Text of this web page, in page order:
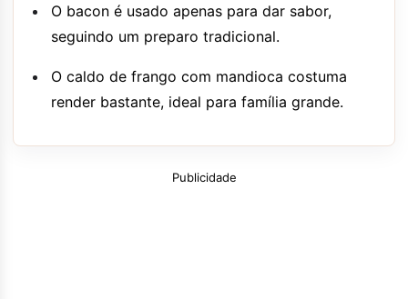
O bacon é usado apenas para dar sabor,
seguindo um preparo tradicional.
O caldo de frango com mandioca costuma
render bastante, ideal para família grande.
Publicidade